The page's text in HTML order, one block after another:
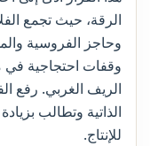
الرقة، حيث تجمع
وحاجز الفروسية
وقفات احتجاجية في
الريف الغربي. رفع
الذاتية وتطالب
للإنتاج.